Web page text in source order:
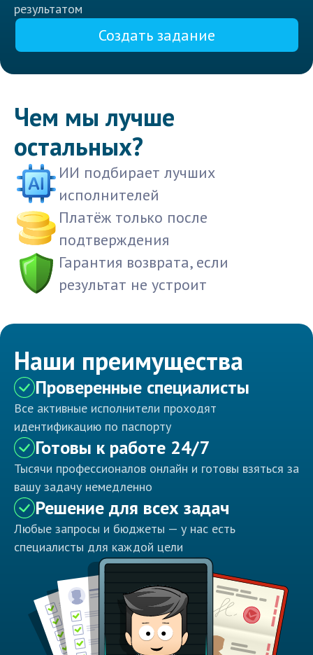
результатом
Создать задание
Чем мы лучше
остальных?
ИИ подбирает лучших
исполнителей
Платёж только после
подтверждения
Гарантия возврата, если
результат не устроит
Наши преимущества
Проверенные специалисты
Все активные исполнители проходят
идентификацию по паспорту
Готовы к работе 24/7
Тысячи профессионалов онлайн и готовы взяться за
вашу задачу немедленно
Решение для всех задач
Любые запросы и бюджеты — у нас есть
специалисты для каждой цели